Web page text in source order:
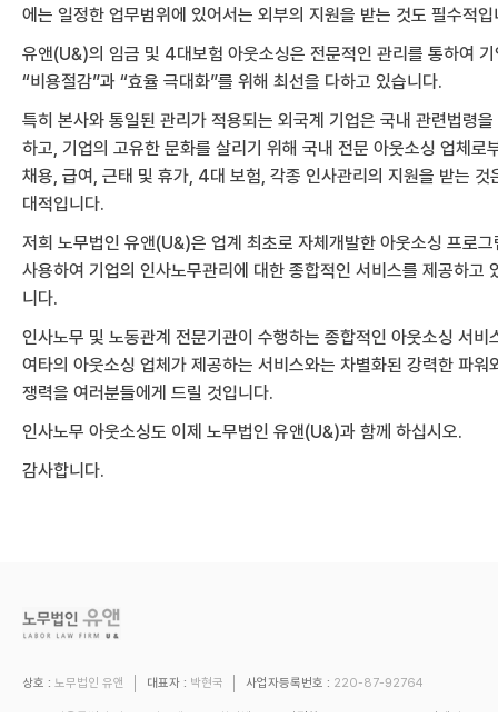
에는 일정한 업무범위에 있어서는 외부의 지원을 받는 것도 필수적입
유앤(U&)의 임금 및 4대보험 아웃소싱은 전문적인 관리를 통하여
“비용절감”과 “효율 극대화”를 위해 최선을 다하고 있습니다.
특히 본사와 통일된 관리가 적용되는 외국계 기업은 국내 관련법령을
하고, 기업의 고유한 문화를 살리기 위해 국내 전문 아웃소싱 업체로
채용, 급여, 근태 및 휴가, 4대 보험, 각종 인사관리의 지원을 받는 것
대적입니다.
저희 노무법인 유앤(U&)은 업계 최초로 자체개발한 아웃소싱 프로그
사용하여 기업의 인사노무관리에 대한 종합적인 서비스를 제공하고
니다.
인사노무 및 노동관계 전문기관이 수행하는 종합적인 아웃소싱 서비
여타의 아웃소싱 업체가 제공하는 서비스와는 차별화된 강력한 파워
쟁력을 여러분들에게 드릴 것입니다.
인사노무 아웃소싱도 이제 노무법인 유앤(U&)과 함께 하십시오.
감사합니다.
상호 : 노무법인 유앤 대표자 : 박현국 사업자등록번호 : 220-87-92764